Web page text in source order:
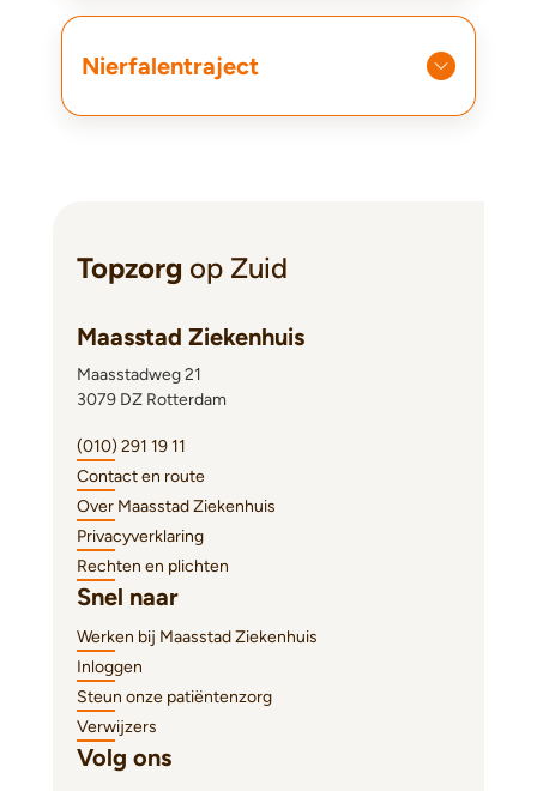
Nierfalentraject
Topzorg op Zuid
Maasstad Ziekenhuis
Maasstadweg 21
3079 DZ Rotterdam
(010) 291 19 11
Contact en route
Over Maasstad Ziekenhuis
Privacyverklaring
Rechten en plichten
Snel naar
Werken bij Maasstad Ziekenhuis
Inloggen
Steun onze patiëntenzorg
Verwijzers
Volg ons